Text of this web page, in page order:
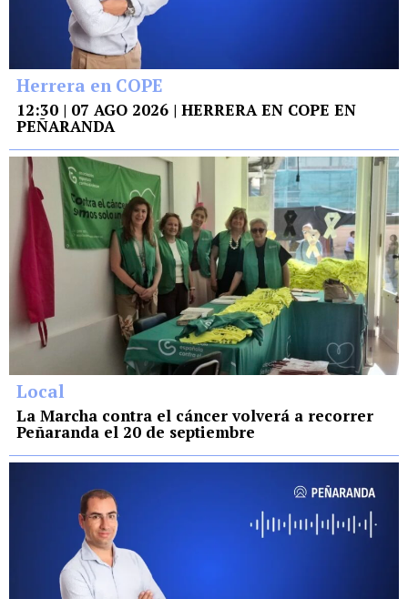
Herrera en COPE
12:30 | 07 AGO 2026 | HERRERA EN COPE EN
PEÑARANDA
Local
La Marcha contra el cáncer volverá a recorrer
Peñaranda el 20 de septiembre